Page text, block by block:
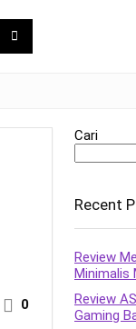
0
Cari
Recent
Review
Minimalis
Review
Gaming